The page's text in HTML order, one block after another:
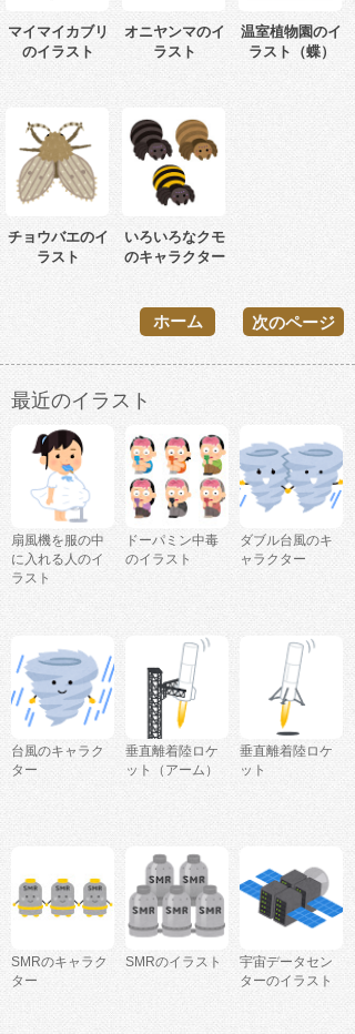
マイマイカブリ
のイラスト
オニヤンマのイ
ラスト
温室植物園のイ
ラスト（蝶）
チョウバエのイ
ラスト
いろいろなクモ
のキャラクター
次のページ
ホーム
最近のイラスト
扇風機を服の中
に入れる人のイ
ラスト
ドーパミン中毒
のイラスト
ダブル台風のキ
ャラクター
台風のキャラク
ター
垂直離着陸ロケ
ット（アーム）
垂直離着陸ロケ
ット
SMRのキャラク
ター
SMRのイラスト
宇宙データセン
ターのイラスト